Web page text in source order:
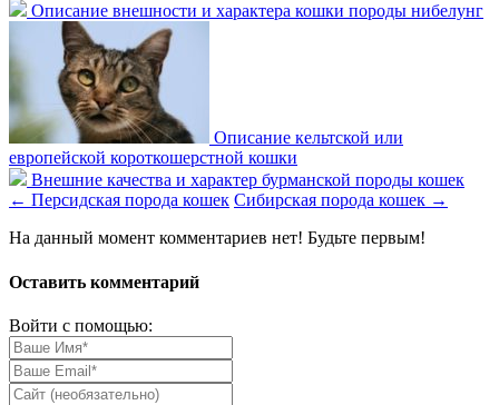
Описание внешности и характера кошки породы нибелунг
Описание кельтской или
европейской короткошерстной кошки
Внешние качества и характер бурманской породы кошек
← Персидская порода кошек Сибирская порода кошек →
На данный момент комментариев нет! Будьте первым!
Оставить комментарий
Войти с помощью: